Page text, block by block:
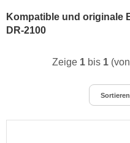
Kompatible und originale
DR-2100
Sortieren
Zeige 1bis 1